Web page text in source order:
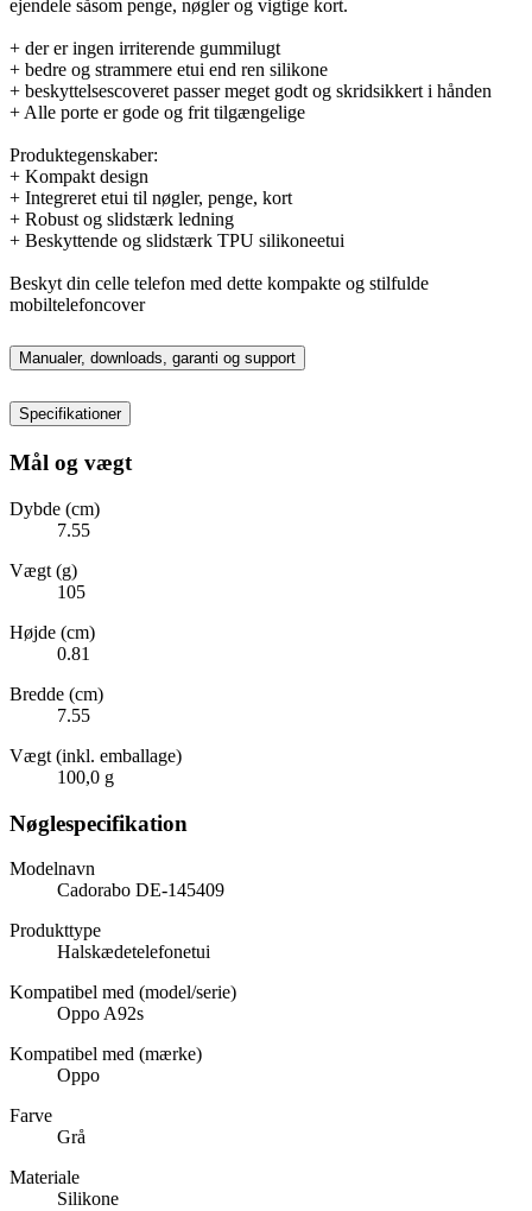
ejendele såsom penge, nøgler og vigtige kort.
+ der er ingen irriterende gummilugt
+ bedre og strammere etui end ren silikone
+ beskyttelsescoveret passer meget godt og skridsikkert i hånden
+ Alle porte er gode og frit tilgængelige
Produktegenskaber:
+ Kompakt design
+ Integreret etui til nøgler, penge, kort
+ Robust og slidstærk ledning
+ Beskyttende og slidstærk TPU silikoneetui
Beskyt din celle telefon med dette kompakte og stilfulde
mobiltelefoncover
Manualer, downloads, garanti og support
Specifikationer
Mål og vægt
Dybde (cm)
7.55
Vægt (g)
105
Højde (cm)
0.81
Bredde (cm)
7.55
Vægt (inkl. emballage)
100,0 g
Nøglespecifikation
Modelnavn
Cadorabo DE-145409
Produkttype
Halskædetelefonetui
Kompatibel med (model/serie)
Oppo A92s
Kompatibel med (mærke)
Oppo
Farve
Grå
Materiale
Silikone